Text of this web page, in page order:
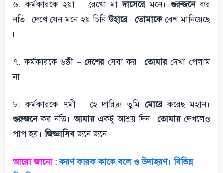
৬. কর্মকারকে ২য়া – রেখো মাদাসেরেমনে। গুরুজনেকর
নতি। দেখে যেন মনে হয় চিনিউহারে। তোমাকেবেশ মানিয়েছে
৷
৭. কর্মকারকে ৬ষ্ঠী –দেশেরসেবা কর। তোমারদেখা পেলাম
না
৮. কর্মকারকে ৭মী – হে দারিদ্র্য তুমি মোরেকরেছ মহান।
গুরুজনেকর নতি।আমায়একটু আশ্রয় দিন। তোমায়দেখলেও
পাপ হয়।জিজ্ঞাসিবজনে জনে।
আরো জানো : করণ কারক কাকে বলে ও উদাহরণ। বিভিন্ন